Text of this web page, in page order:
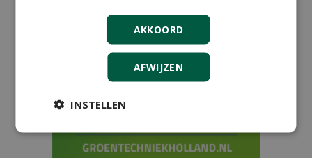
AKKOORD
AFWIJZEN
INSTELLEN